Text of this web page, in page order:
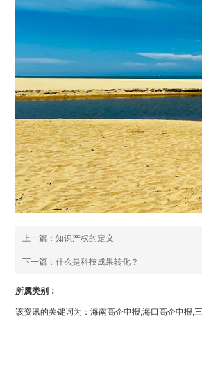
上一篇： 知识产权的定义
下一篇： 什么是科技成果转化？
所属类别：
该资讯的关键词为：海南高企申报,海口高企申报,